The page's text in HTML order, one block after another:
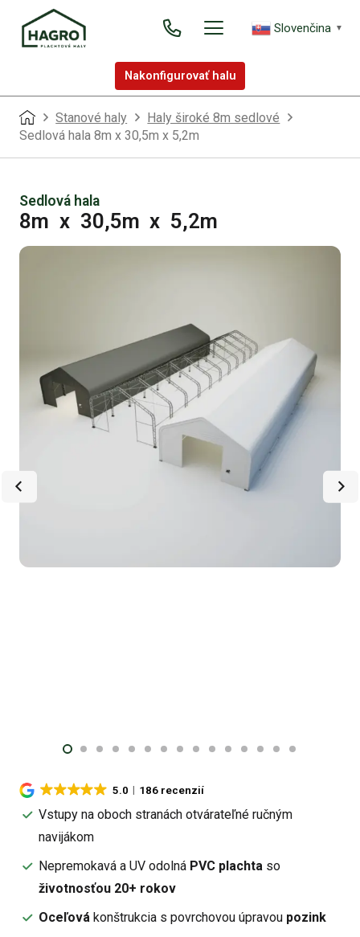
Slovenčina ▼
Nakonfigurovať halu
Stanové haly
Haly široké 8m sedlové
Sedlová hala 8m x 30,5m x 5,2m
Sedlová hala
8m x 30,5m x 5,2m
5.0 186 recenzií
Vstupy na oboch stranách otvárateľné ručným
navijákom
Nepremokavá a UV odolná PVC plachta so
životnosťou 20+ rokov
Oceľová konštrukcia s povrchovou úpravou pozink